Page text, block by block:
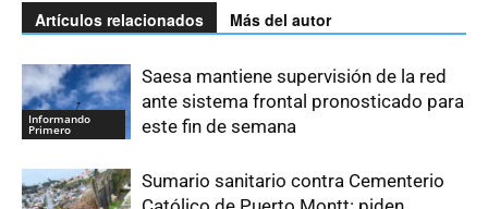
Artículos relacionados Más del autor
Informando
Primero
Saesa mantiene supervisión de la red
ante sistema frontal pronosticado para
este fin de semana
Sumario sanitario contra Cementerio